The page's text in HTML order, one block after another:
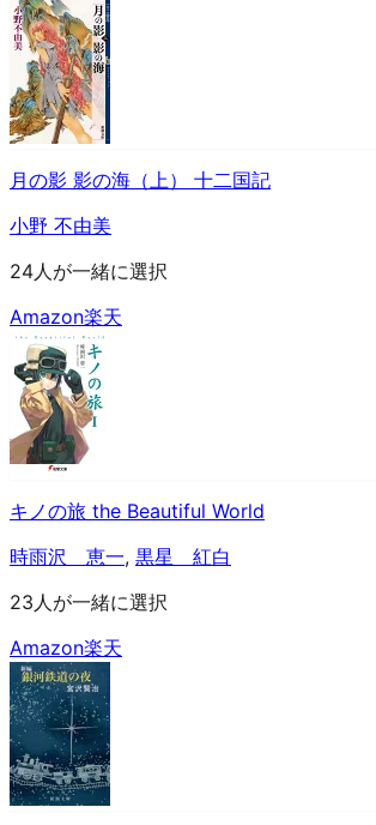
月の影 影の海（上） 十二国記
小野 不由美
24人が一緒に選択
Amazon楽天
キノの旅 the Beautiful World
時雨沢 恵一, 黒星 紅白
23人が一緒に選択
Amazon楽天